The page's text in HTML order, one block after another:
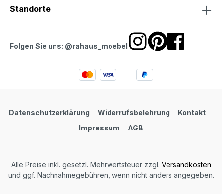
Standorte
Folgen Sie uns: @rahaus_moebel
Datenschutzerklärung Widerrufsbelehrung
Kontakt
Impressum
AGB
Alle Preise inkl. gesetzl. Mehrwertsteuer zzgl. Versandkosten
und ggf. Nachnahmegebühren, wenn nicht anders angegeben.